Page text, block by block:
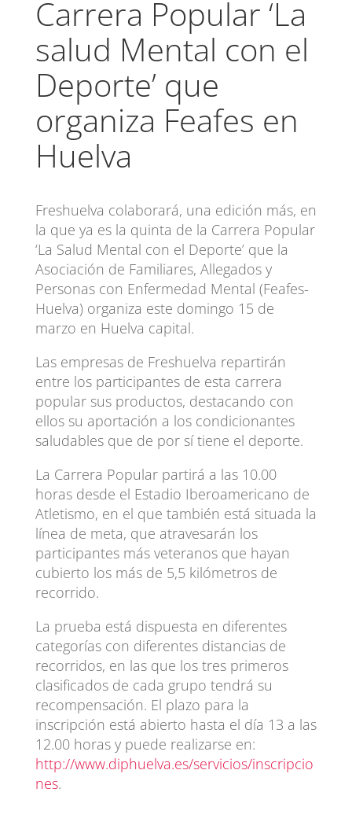
Carrera Popular ‘La
salud Mental con el
Deporte’ que
organiza Feafes en
Huelva
Freshuelva colaborará, una edición más, en
la que ya es la quinta de la Carrera Popular
‘La Salud Mental con el Deporte’ que la
Asociación de Familiares, Allegados y
Personas con Enfermedad Mental (Feafes-
Huelva) organiza este domingo 15 de
marzo en Huelva capital.
Las empresas de Freshuelva repartirán
entre los participantes de esta carrera
popular sus productos, destacando con
ellos su aportación a los condicionantes
saludables que de por sí tiene el deporte.
La Carrera Popular partirá a las 10.00
horas desde el Estadio Iberoamericano de
Atletismo, en el que también está situada la
línea de meta, que atravesarán los
participantes más veteranos que hayan
cubierto los más de 5,5 kilómetros de
recorrido.
La prueba está dispuesta en diferentes
categorías con diferentes distancias de
recorridos, en las que los tres primeros
clasificados de cada grupo tendrá su
recompensación. El plazo para la
inscripción está abierto hasta el día 13 a las
12.00 horas y puede realizarse en:
http://www.diphuelva.es/servicios/inscripcio
nes.